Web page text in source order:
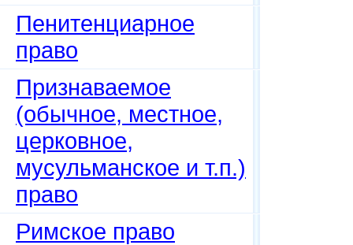
Пенитенциарное
право
Признаваемое
(обычное, местное,
церковное,
мусульманское и т.п.)
право
Римское право